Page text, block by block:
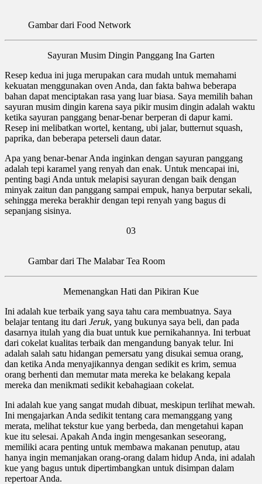
Gambar dari Food Network
Sayuran Musim Dingin Panggang Ina Garten
Resep kedua ini juga merupakan cara mudah untuk memahami
kekuatan menggunakan oven Anda, dan fakta bahwa beberapa
bahan dapat menciptakan rasa yang luar biasa. Saya memilih bahan
sayuran musim dingin karena saya pikir musim dingin adalah waktu
ketika sayuran panggang benar-benar berperan di dapur kami.
Resep ini melibatkan wortel, kentang, ubi jalar, butternut squash,
paprika, dan beberapa peterseli daun datar.
Apa yang benar-benar Anda inginkan dengan sayuran panggang
adalah tepi karamel yang renyah dan enak. Untuk mencapai ini,
penting bagi Anda untuk melapisi sayuran dengan baik dengan
minyak zaitun dan panggang sampai empuk, hanya berputar sekali,
sehingga mereka berakhir dengan tepi renyah yang bagus di
sepanjang sisinya.
03
Gambar dari The Malabar Tea Room
Memenangkan Hati dan Pikiran Kue
Ini adalah kue terbaik yang saya tahu cara membuatnya. Saya
belajar tentang itu dari Jeruk, yang bukunya saya beli, dan pada
dasarnya itulah yang dia buat untuk kue pernikahannya. Ini terbuat
dari cokelat kualitas terbaik dan mengandung banyak telur. Ini
adalah salah satu hidangan pemersatu yang disukai semua orang,
dan ketika Anda menyajikannya dengan sedikit es krim, semua
orang berhenti dan memutar mata mereka ke belakang kepala
mereka dan menikmati sedikit kebahagiaan cokelat.
Ini adalah kue yang sangat mudah dibuat, meskipun terlihat mewah.
Ini mengajarkan Anda sedikit tentang cara memanggang yang
merata, melihat tekstur kue yang berbeda, dan mengetahui kapan
kue itu selesai. Apakah Anda ingin mengesankan seseorang,
memiliki acara penting untuk membawa makanan penutup, atau
hanya ingin memanjakan orang-orang dalam hidup Anda, ini adalah
kue yang bagus untuk dipertimbangkan untuk disimpan dalam
repertoar Anda.